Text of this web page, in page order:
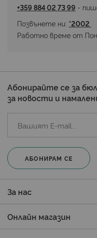
+359 884 02 73 99 -
Позвънете ни: *2002
Работно време от
Абонирайте се за
за новости и
АБОНИРАМ СЕ
За нас
Онлайн магазин